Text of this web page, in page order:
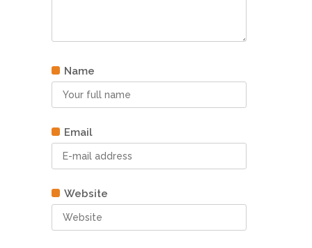
Name
Email
Website